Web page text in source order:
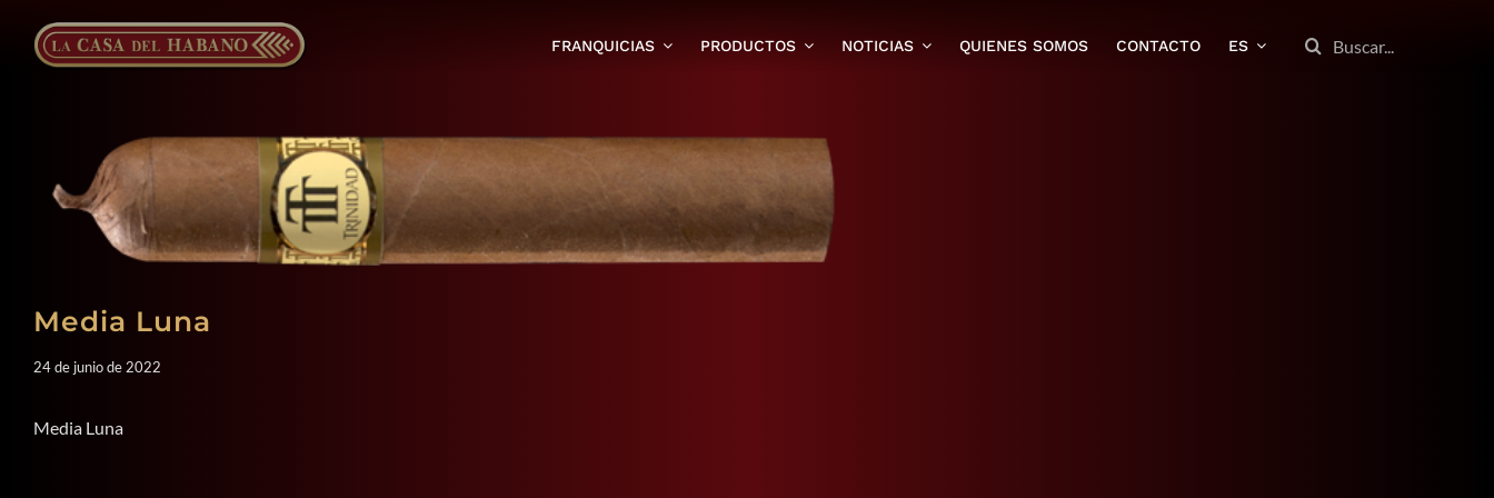
contenido
FRANQUICIAS PRODUCTOS NOTICIAS QUIENES SOMOS CONTACTO ES BUSCAR:
Media Luna
24 de junio de 2022
Media Luna